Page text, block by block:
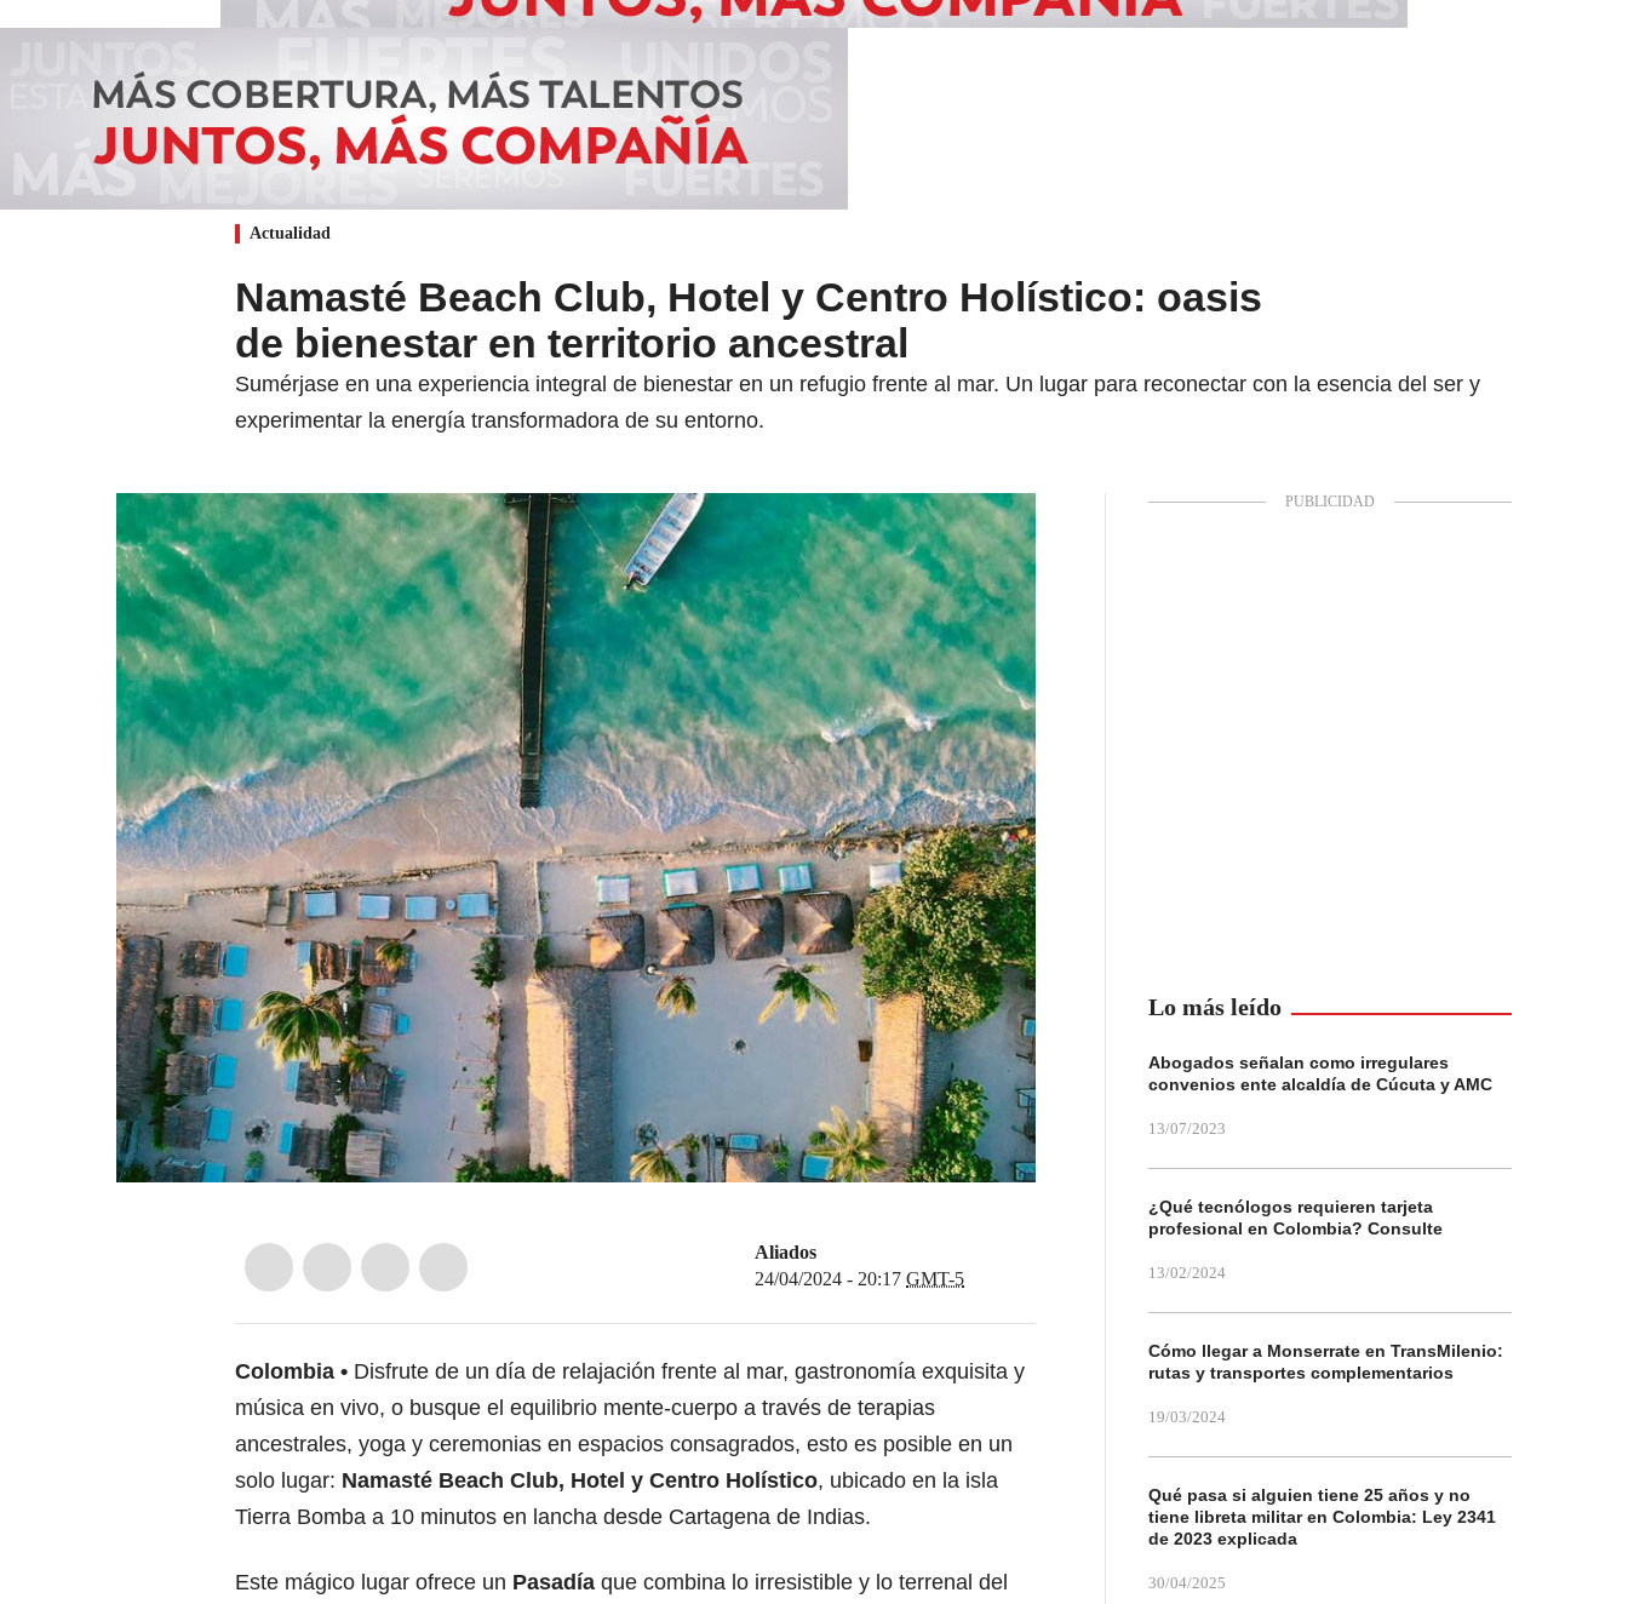
Actualidad
Namasté Beach Club, Hotel y Centro Holístico: oasis
de bienestar en territorio ancestral
Sumérjase en una experiencia integral de bienestar en un refugio frente al mar. Un lugar para reconectar con la esencia del ser y
experimentar la energía transformadora de su entorno.
Aliados
24/04/2024 - 20:17 GMT-5
Colombia
Disfrute de un día de relajación frente al mar, gastronomía exquisita y
música en vivo, o busque el equilibrio mente-cuerpo a través de terapias
ancestrales, yoga y ceremonias en espacios consagrados, esto es posible en un
solo lugar: Namasté Beach Club, Hotel y Centro Holístico, ubicado en la isla
Tierra Bomba a 10 minutos en lancha desde Cartagena de Indias.
Este mágico lugar ofrece un Pasadía que combina lo irresistible y lo terrenal del
Lo más leído
Abogados señalan como irregulares
convenios ente alcaldía de Cúcuta y AMC
13/07/2023
¿Qué tecnólogos requieren tarjeta
profesional en Colombia? Consulte
13/02/2024
Cómo llegar a Monserrate en TransMilenio:
rutas y transportes complementarios
19/03/2024
Qué pasa si alguien tiene 25 años y no
tiene libreta militar en Colombia: Ley 2341
de 2023 explicada
30/04/2025